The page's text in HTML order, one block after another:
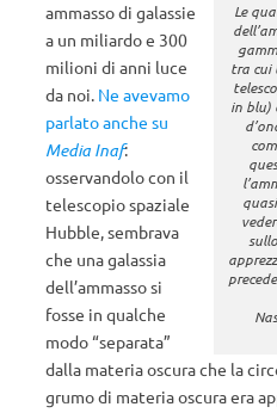
Le
tra cui
in blu)
ammasso di galassie
a un miliardo e 300
milioni di anni luce
da noi. Ne avevamo
parlato anche su
Media Inaf:
osservandolo con il
telescopio spaziale
Hubble, sembrava
che una galassia
dell’ammasso si
fosse in qualche
modo “separata”
dalla materia oscura che la
grumo di materia oscura era